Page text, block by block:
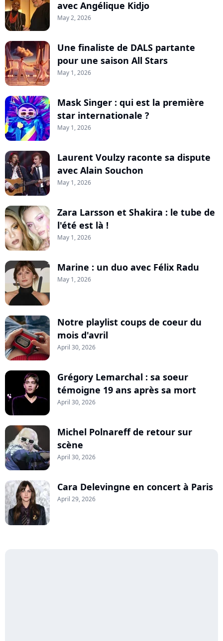
avec Angélique Kidjo
May 2, 2026
Une finaliste de DALS partante
pour une saison All Stars
May 1, 2026
Mask Singer : qui est la première
star internationale ?
May 1, 2026
Laurent Voulzy raconte sa dispute
avec Alain Souchon
May 1, 2026
Zara Larsson et Shakira : le tube de
l'été est là !
May 1, 2026
Marine : un duo avec Félix Radu
May 1, 2026
Notre playlist coups de coeur du
mois d'avril
April 30, 2026
Grégory Lemarchal : sa soeur
témoigne 19 ans après sa mort
April 30, 2026
Michel Polnareff de retour sur
scène
April 30, 2026
Cara Delevingne en concert à Paris
April 29, 2026